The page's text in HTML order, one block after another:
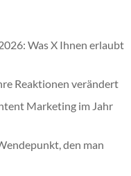
Was X Ihnen erlaubt
Reaktionen verändert
Marketing im Jahr
den man